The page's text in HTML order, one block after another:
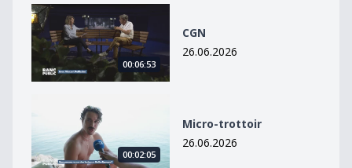
CGN
00:06:53
CGN
26.06.2026
Micro-trottoir
00:02:05
Micro-trottoir
26.06.2026